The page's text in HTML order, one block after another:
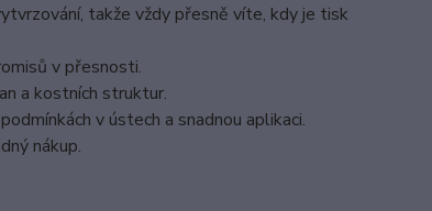
takže vždy přesně víte, kdy je tisk
v přesnosti.
a kostních struktur.
v ústech a snadnou aplikaci.
nákup.